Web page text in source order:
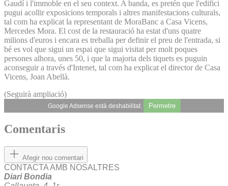
Gaudí i l'immoble en el seu context. A banda, es pretén que l'edifici
pugui acollir exposicions temporals i altres manifestacions culturals,
tal com ha explicat la representant de MoraBanc a Casa Vicens,
Mercedes Mora. El cost de la restauració ha estat d'uns quatre
milions d'euros i encara es treballa per definir el preu de l'entrada, si
bé es vol que sigui un espai que sigui visitat per molt poques
persones alhora, unes 50, i que la majoria dels tiquets es puguin
aconseguir a través d'Intenet, tal com ha explicat el director de Casa
Vicens, Joan Abellà.
(Seguirà ampliació)
Google Adsense està deshabilitat. Permetre
Comentaris
Afegir nou comentari
CONTACTA AMB NOSALTRES
Diari Bondia